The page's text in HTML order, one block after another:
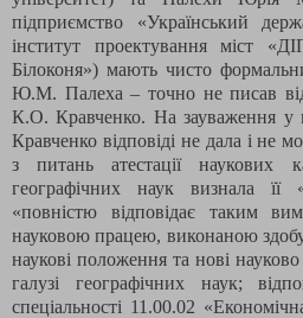
підприємство «Український
інститут проектування міст
Білоконя») мають чисто
Ю.М. Палеха – точно не писав
К.О. Кравченко. На зауваження у
Кравченко відповіді не дала і не
з питань атестації наукових
географічних наук визнала її
«повністю відповідає таким
науковою працею, виконаною
наукові положення та нові
галузі географічних наук;
спеціальності 11.00.02